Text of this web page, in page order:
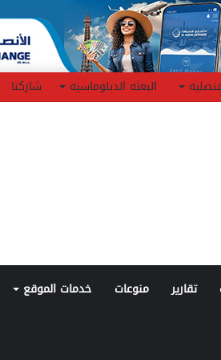
البعثه الدبلوماسيه شاركنا
تقارير منوعات خدمات الموقع